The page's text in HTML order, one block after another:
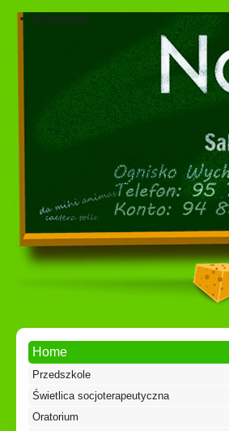
Dokumenty
Home
Przedszkole
Świetlica socjoterapeutyczna
Oratorium